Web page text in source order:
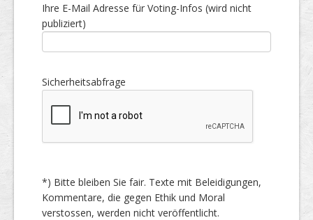
Ihre E-Mail Adresse für Voting-Infos (wird nicht
publiziert)
Sicherheitsabfrage
*) Bitte bleiben Sie fair. Texte mit Beleidigungen,
Kommentare, die gegen Ethik und Moral
verstossen, werden nicht veröffentlicht.